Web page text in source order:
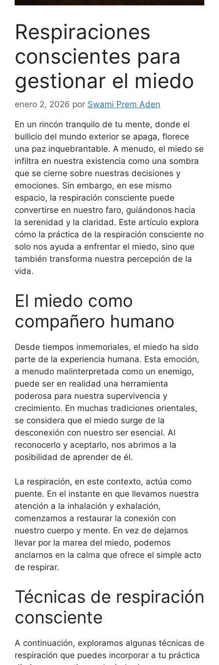
Respiraciones
conscientes para
gestionar el miedo
enero 2, 2026 por Swami Prem Aden
En un rincón tranquilo de tu mente, donde el
bullicio del mundo exterior se apaga, florece
una paz inquebrantable. A menudo, el miedo se
infiltra en nuestra existencia como una sombra
que se cierne sobre nuestras decisiones y
emociones. Sin embargo, en ese mismo
espacio, la respiración consciente puede
convertirse en nuestro faro, guiándonos hacia
la serenidad y la claridad. Este artículo explora
cómo la práctica de la respiración consciente no
solo nos ayuda a enfrentar el miedo, sino que
también transforma nuestra percepción de la
vida.
El miedo como
compañero humano
Desde tiempos inmemoriales, el miedo ha sido
parte de la experiencia humana. Esta emoción,
a menudo malinterpretada como un enemigo,
puede ser en realidad una herramienta
poderosa para nuestra supervivencia y
crecimiento. En muchas tradiciones orientales,
se considera que el miedo surge de la
desconexión con nuestro ser esencial. Al
reconocerlo y aceptarlo, nos abrimos a la
posibilidad de aprender de él.
La respiración, en este contexto, actúa como
puente. En el instante en que llevamos nuestra
atención a la inhalación y exhalación,
comenzamos a restaurar la conexión con
nuestro cuerpo y mente. En vez de dejarnos
llevar por la marea del miedo, podemos
anclarnos en la calma que ofrece el simple acto
de respirar.
Técnicas de respiración
consciente
A continuación, exploramos algunas técnicas de
respiración que puedes incorporar a tu práctica